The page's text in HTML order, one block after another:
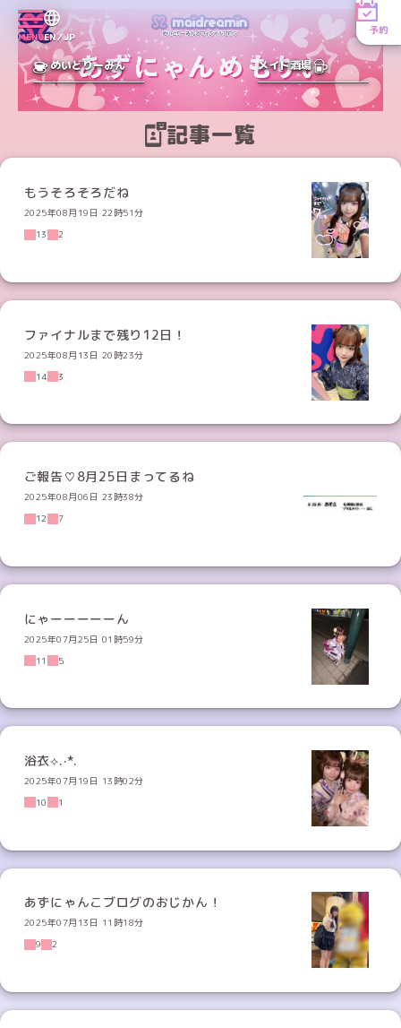
MENUEN／JP
予約
めいどりーみん メイド酒場
記事一覧
もうそろそろだね
2025年08月19日 22時51分
13
2
ファイナルまで残り12日！
2025年08月13日 20時23分
14
3
ご報告♡8月25日まってるね
2025年08月06日 23時38分
12
7
にゃーーーーーん
2025年07月25日 01時59分
11
5
浴衣⟡.·*.
2025年07月19日 13時02分
10
1
あずにゃんこブログのおじかん！
2025年07月13日 11時18分
9
2